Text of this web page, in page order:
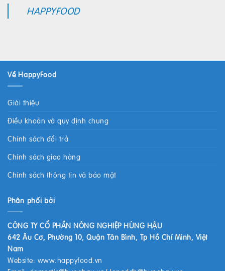
HAPPYFOOD
Về HappyFood
Giới thiệu
Điều khoản và quy định chung
Chính sách đổi trả
Chính sách giao hàng
Chính sách thông tin và bảo mật
Phân phối bởi
CÔNG TY CỔ PHẦN NÔNG NGHIỆP HÙNG HẬU
642 Âu Cơ, Phường 10, Quận Tân Bình, Tp Hồ Chí Minh, Việt
Nam
Website: www.happyfood.vn